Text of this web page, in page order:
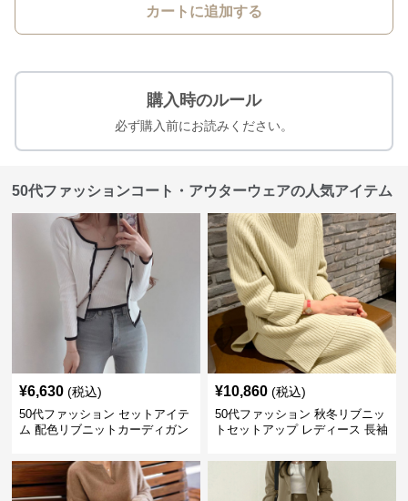
カートに追加する
購入時のルール
必ず購入前にお読みください。
50代ファッションコート・アウターウェアの人気アイテム
¥6,630 (税込)
50代ファッション セットアイテ
ム 配色リブニットカーディガン
¥10,860 (税込)
50代ファッション 秋冬リブニッ
トセットアップ レディース 長袖